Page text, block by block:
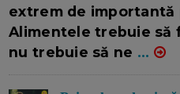
extrem de importantă
Alimentele trebuie să
nu trebuie să ne ...